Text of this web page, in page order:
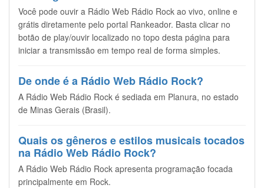
Você pode ouvir a Rádio Web Rádio Rock ao vivo, online e
grátis diretamente pelo portal Rankeador. Basta clicar no
botão de play/ouvir localizado no topo desta página para
iniciar a transmissão em tempo real de forma simples.
De onde é a Rádio Web Rádio Rock?
A Rádio Web Rádio Rock é sediada em Planura, no estado
de Minas Gerais (Brasil).
Quais os gêneros e estilos musicais tocados
na Rádio Web Rádio Rock?
A Rádio Web Rádio Rock apresenta programação focada
principalmente em Rock.